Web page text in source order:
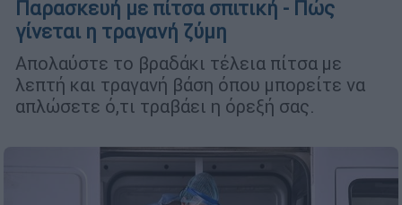
Παρασκευή με πίτσα σπιτική - Πώς
γίνεται η τραγανή ζύμη
Απολαύστε το βραδάκι τέλεια πίτσα με
λεπτή και τραγανή βάση όπου μπορείτε να
απλώσετε ό,τι τραβάει η όρεξή σας.